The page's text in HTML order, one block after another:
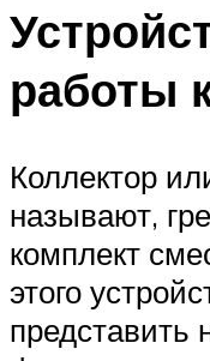
работы
Коллектор
называют,
комплект
этого
представить